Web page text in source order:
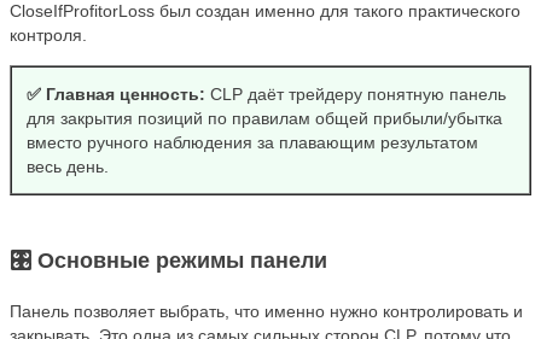
CloseIfProfitorLoss был создан именно для такого практического
контроля.
✅ Главная ценность: CLP даёт трейдеру понятную панель
для закрытия позиций по правилам общей прибыли/убытка
вместо ручного наблюдения за плавающим результатом
весь день.
🎛 Основные режимы панели
Панель позволяет выбрать, что именно нужно контролировать и